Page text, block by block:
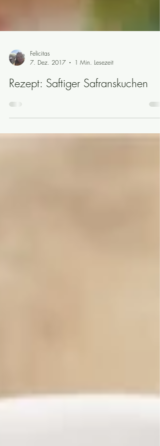
Felicitas
7. Dez. 2017
1 Min. Lesezeit
Rezept: Saftiger Safranskuchen